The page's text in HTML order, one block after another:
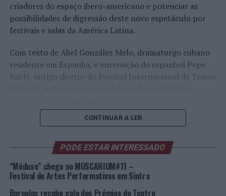
criadores do espaço ibero-americano e potenciar as
possibilidades de digressão deste novo espetáculo por
festivais e salas da América Latina.
Com texto de Abel González Melo, dramaturgo cubano
residente em Espanha, e encenação do espanhol Pepe
Bablé, antigo diretor do Festival Internacional de Teatro
Vuelve a Contármelo Todo” estará em cena no Pax-Júlia
21h00, e no Cine Oriental de Aljustrel, no dia 26 de
Sinopse:
CONTINUAR A LER
PODE ESTAR INTERESSADO
“Méduse” chega ao MUSCARIUM#11 –
Festival de Artes Performativas em Sintra
Barcelos recebe gala dos Prémios do Teatro